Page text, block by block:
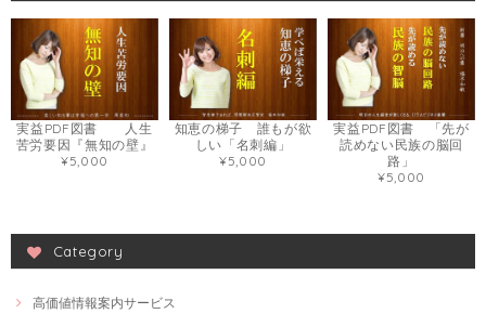
実益PDF図書 人生
苦労要因『無知の壁』
¥5,000
知恵の梯子 誰もが欲
しい「名刺編」
¥5,000
実益PDF図書 「先が
読めない民族の脳回
路」
¥5,000
Category
高価値情報案内サービス